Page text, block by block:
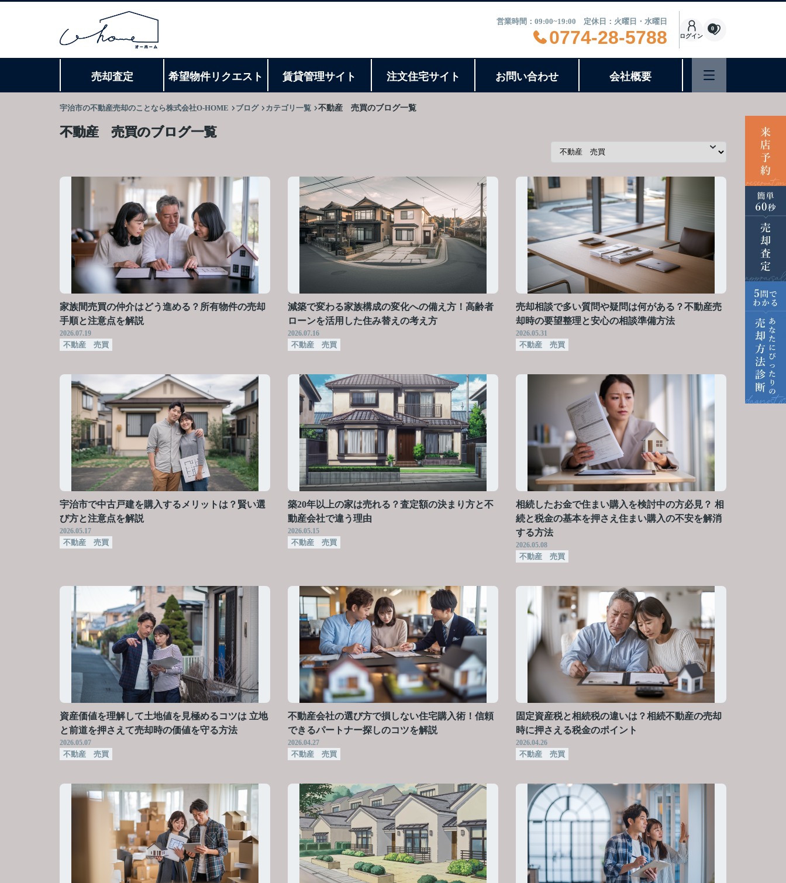
営業時間：09:00~19:00 定休日：火曜日・水曜日
0774-28-5788 ログイン
0
売却査定 希望物件リクエスト 賃貸管理サイト 注文住宅サイト お問い合わせ 会社概要
宇治市の不動産売却のことなら株式会社O-HOME ブログ カテゴリ一覧 不動産 売買のブログ一覧
不動産 売買のブログ一覧
家族間売買の仲介はどう進める？所有物件の売却
手順と注意点を解説
2026.07.19
不動産 売買
減築で変わる家族構成の変化への備え方！高齢者
ローンを活用した住み替えの考え方
2026.07.16
不動産 売買
売却相談で多い質問や疑問は何がある？不動産売
却時の要望整理と安心の相談準備方法
2026.05.31
不動産 売買
宇治市で中古戸建を購入するメリットは？賢い選
び方と注意点を解説
2026.05.17
不動産 売買
築20年以上の家は売れる？査定額の決まり方と不
動産会社で違う理由
2026.05.15
不動産 売買
相続したお金で住まい購入を検討中の方必見？ 相
続と税金の基本を押さえ住まい購入の不安を解消
する方法
2026.05.08
不動産 売買
資産価値を理解して土地値を見極めるコツは 立地
と前道を押さえて売却時の価値を守る方法
2026.05.07
不動産 売買
不動産会社の選び方で損しない住宅購入術！信頼
できるパートナー探しのコツを解説
2026.04.27
不動産 売買
固定資産税と相続税の違いは？相続不動産の売却
時に押さえる税金のポイント
2026.04.26
不動産 売買